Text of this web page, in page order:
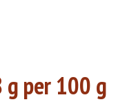
g per 100 g